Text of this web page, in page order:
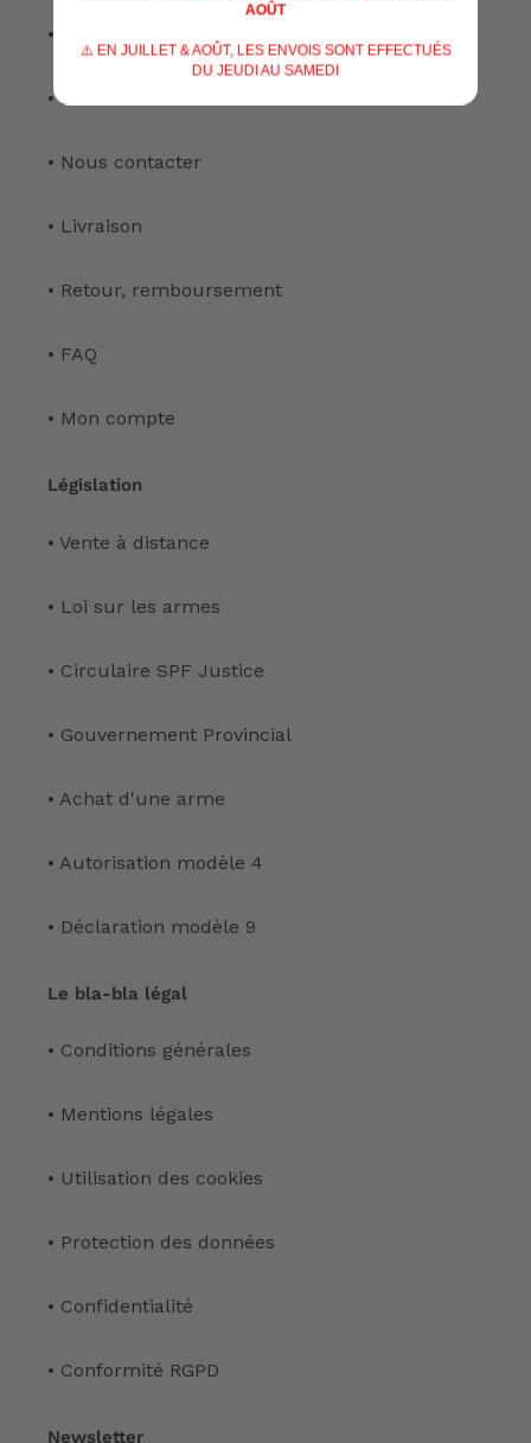
• Nos services
• Notre atelier
• Nous contacter
• Livraison
• Retour, remboursement
• FAQ
• Mon compte
Législation
• Vente à distance
• Loi sur les armes
• Circulaire SPF Justice
• Gouvernement Provincial
• Achat d'une arme
• Autorisation modèle 4
• Déclaration modèle 9
Le bla-bla légal
• Conditions générales
• Mentions légales
• Utilisation des cookies
• Protection des données
• Confidentialité
• Conformité RGPD
Newsletter
AOÛT
⚠️ EN JUILLET & AOÛT, LES ENVOIS SONT EFFECTUÉS
DU JEUDI AU SAMEDI